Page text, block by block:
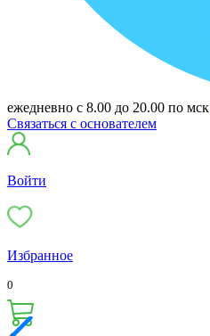
ежедневно с 8.00 до 20.00 по мск
Связаться с основателем
Войти
Избранное
0